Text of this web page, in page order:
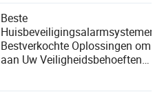
Beste
Huisbeveiligingsalarmsystemen:
Bestverkochte Oplossingen om
aan Uw Veiligheidsbehoeften